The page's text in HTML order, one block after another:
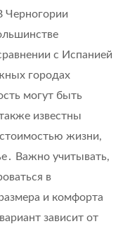
Черногории
с Испанией
городах
могут быть
известны
жизни,
Важно учитывать,
в
и комфорта
зависит от